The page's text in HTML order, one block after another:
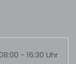
- 16:30 Uhr